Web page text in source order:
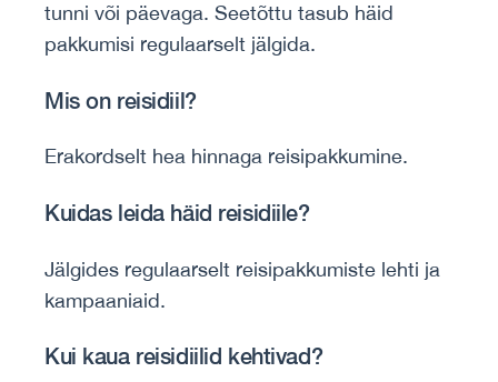
tunni või päevaga. Seetõttu tasub häid
pakkumisi regulaarselt jälgida.
Mis on reisidiil?
Erakordselt hea hinnaga reisipakkumine.
Kuidas leida häid reisidiile?
Jälgides regulaarselt reisipakkumiste lehti ja
kampaaniaid.
Kui kaua reisidiilid kehtivad?